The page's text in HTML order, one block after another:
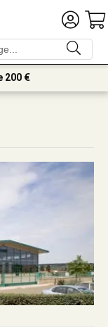
200 €